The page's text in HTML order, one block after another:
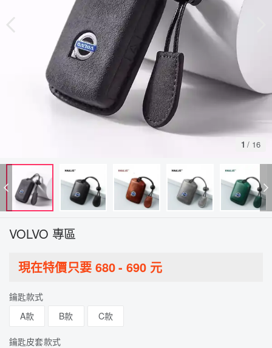
1 / 16
VOLVO 專區
現在特價只要 680- 690元
鑰匙款式
A款
B款 C款
鑰匙皮套款式